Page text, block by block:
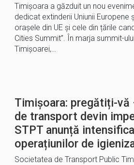
Timișoara a găzduit un nou
dedicat extinderii Uniunii Europene
orașele din UE și cele din țările
Cities Summit”. În marja summit-
Timișoarei,…
Timișoara: pregătiți-
de transport devin
STPT anunță
operațiunilor de
Societatea de Transport Public